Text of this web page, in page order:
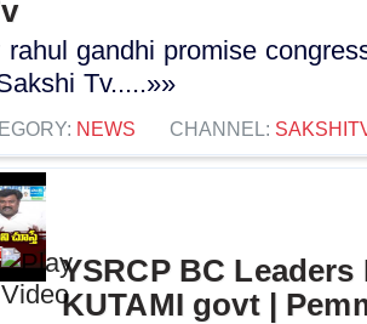
gandhi promise
Tv.....»»
NEWS CHANNEL:
YSRCP BC
KUTAMI govt |